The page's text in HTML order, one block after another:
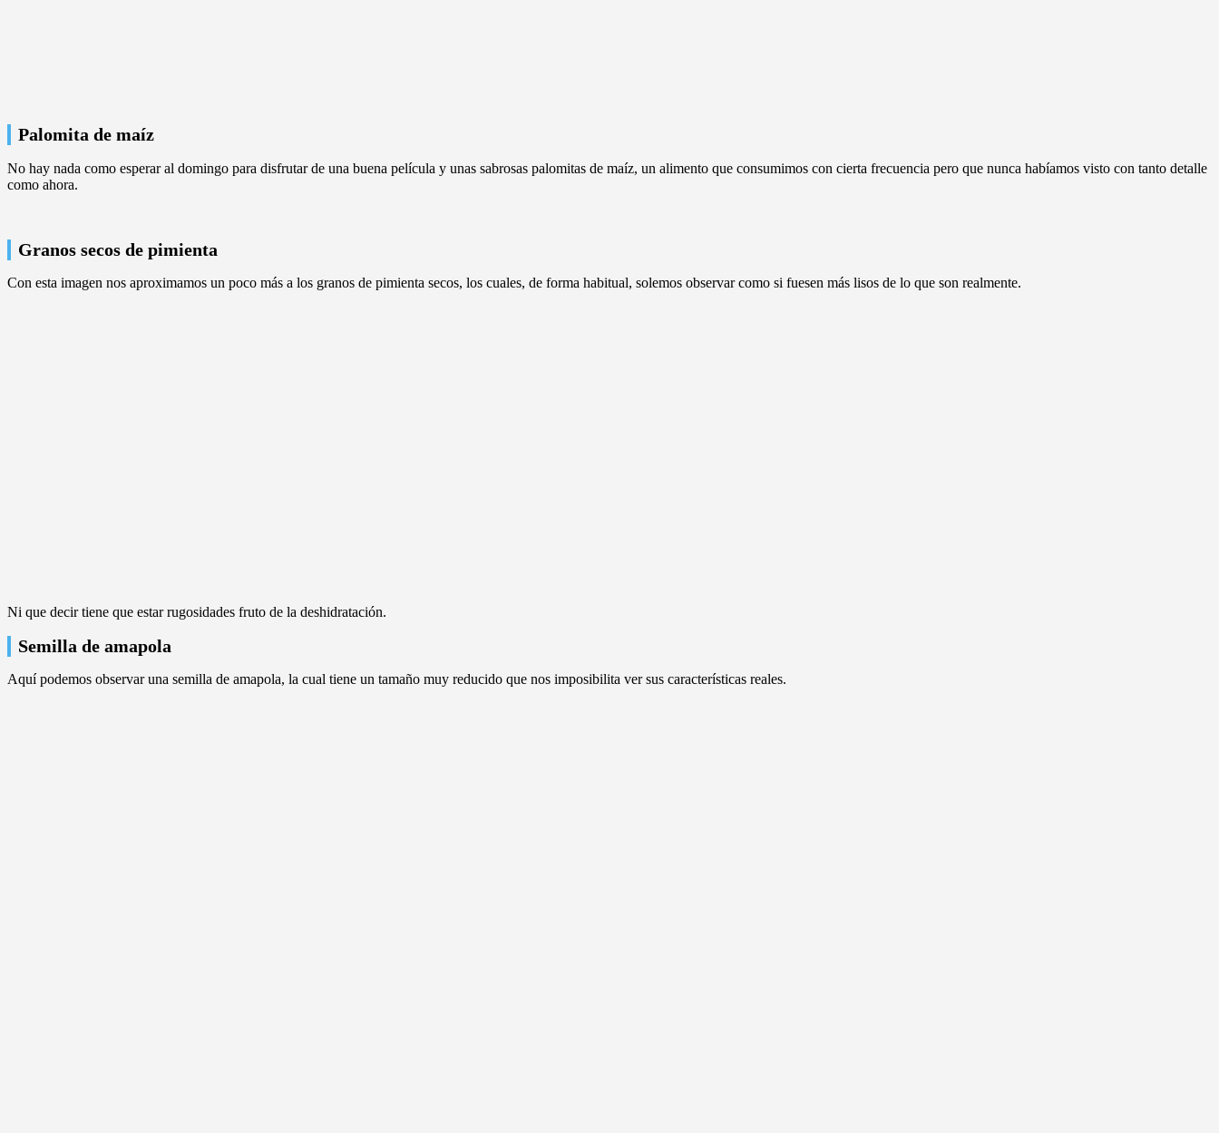
Palomita de maíz
No hay nada como esperar al domingo para disfrutar de una buena película y unas sabrosas palomitas de maíz, un alimento que consumimos con cierta frecuencia pero que nunca habíamos visto con tanto detalle
como ahora.
Granos secos de pimienta
Con esta imagen nos aproximamos un poco más a los granos de pimienta secos, los cuales, de forma habitual, solemos observar como si fuesen más lisos de lo que son realmente.
Ni que decir tiene que estar rugosidades fruto de la deshidratación.
Semilla de amapola
Aquí podemos observar una semilla de amapola, la cual tiene un tamaño muy reducido que nos imposibilita ver sus características reales.